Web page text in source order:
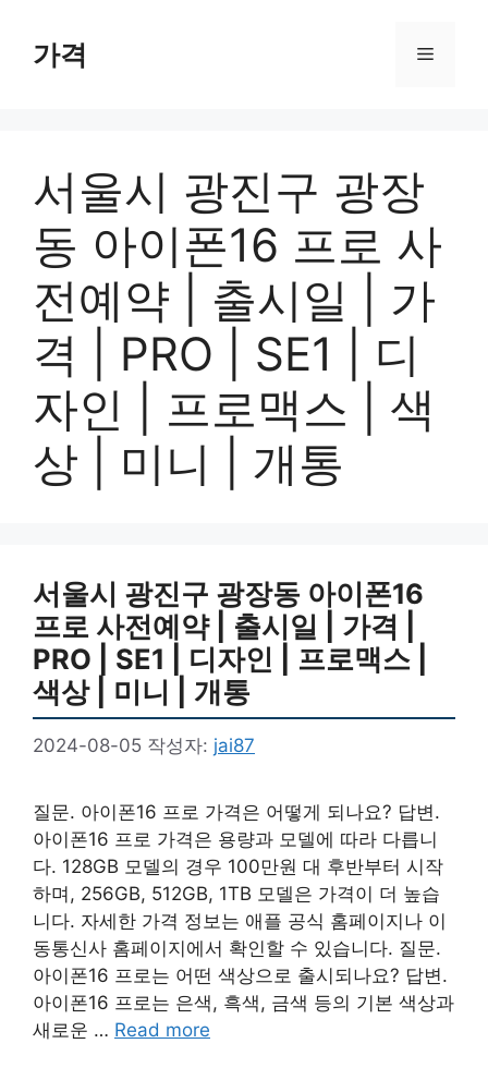
가격 메
서울시 광진구 광장
동 아이폰16 프로 사
전예약 | 출시일 | 가
격 | PRO | SE1 | 디
자인 | 프로맥스 | 색
상 | 미니 | 개통
서울시 광진구 광장동 아이폰16
프로 사전예약 | 출시일 | 가격 |
PRO | SE1 | 디자인 | 프로맥스 |
색상 | 미니 | 개통
2024-08-05 작성자: jai87
질문. 아이폰16 프로 가격은 어떻게 되나요? 답변.
아이폰16 프로 가격은 용량과 모델에 따라 다릅니
다. 128GB 모델의 경우 100만원 대 후반부터 시작
하며, 256GB, 512GB, 1TB 모델은 가격이 더 높습
니다. 자세한 가격 정보는 애플 공식 홈페이지나 이
동통신사 홈페이지에서 확인할 수 있습니다. 질문.
아이폰16 프로는 어떤 색상으로 출시되나요? 답변.
아이폰16 프로는 은색, 흑색, 금색 등의 기본 색상과
새로운 … Read more